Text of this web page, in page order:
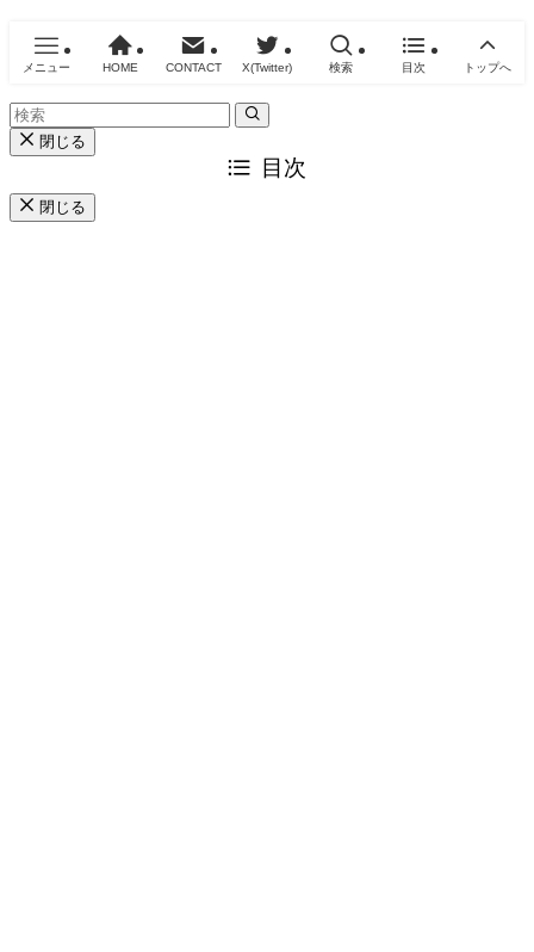
メニュー HOME CONTACT X(Twitter) 検索 目次 トップへ
閉じる
目次
閉じる